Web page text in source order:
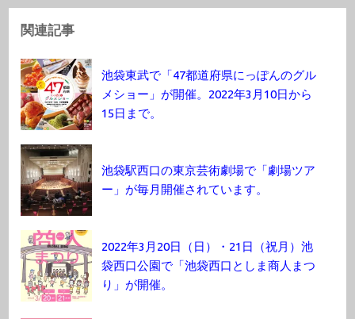
関連記事
池袋東武で「47都道府県にっぽんのグル
メショー」が開催。2022年3月10日から
15日まで。
池袋駅西口の東京芸術劇場で「劇場ツア
ー」が毎月開催されています。
2022年3月20日（日）・21日（祝月）池
袋西口公園で「池袋西口としま商人まつ
り」が開催。